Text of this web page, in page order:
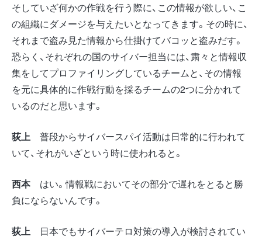
そしていざ何かの作戦を行う際に、この情報が欲しい、こ
の組織にダメージを与えたいとなってきます。その時に、
それまで盗み見た情報から仕掛けてバコッと盗みだす。
恐らく、それぞれの国のサイバー担当には、粛々と情報収
集をしてプロファイリングしているチームと、その情報
を元に具体的に作戦行動を採るチームの2つに分かれて
いるのだと思います。
荻上 普段からサイバースパイ活動は日常的に行われて
いて、それがいざという時に使われると。
西本はい。情報戦においてその部分で遅れをとると勝
負にならないんです。
荻上 日本でもサイバーテロ対策の導入が検討されてい